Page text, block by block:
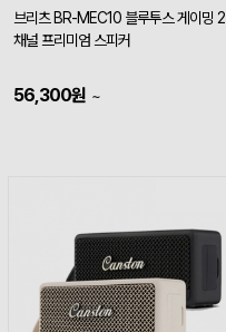
브리츠 BR-MEC10 블루투스 게이밍 2
채널 프리미엄 스피커
56,300원 ~